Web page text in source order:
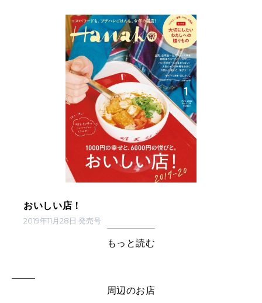
おいしい店！
2019年11月28日 発売号
もっと読む
周辺のお店